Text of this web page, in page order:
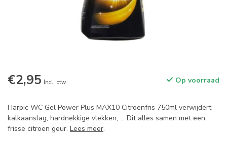
€2,95 Incl. btw Op voorraad
Harpic WC Gel Power Plus MAX10 Citroenfris 750ml verwijdert
kalkaanslag, hardnekkige vlekken, ... Dit alles samen met een
frisse citroen geur. Lees meer.